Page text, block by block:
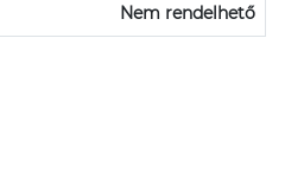
Nem rendelhető